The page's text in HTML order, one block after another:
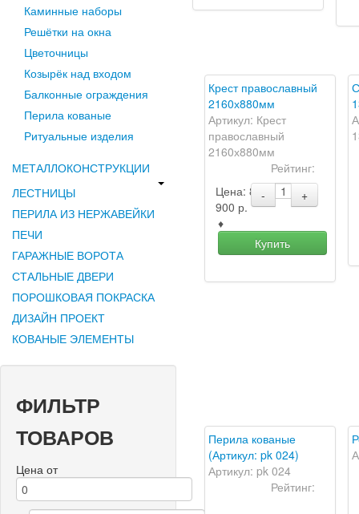
Каминные наборы
Решётки на окна
Цветочницы
Козырёк над входом
Балконные ограждения
Перила кованые
Ритуальные изделия
МЕТАЛЛОКОНСТРУКЦИИ
ЛЕСТНИЦЫ
ПЕРИЛА ИЗ НЕРЖАВЕЙКИ
ПЕЧИ
ГАРАЖНЫЕ ВОРОТА
СТАЛЬНЫЕ ДВЕРИ
ПОРОШКОВАЯ ПОКРАСКА
ДИЗАЙН ПРОЕКТ
КОВАНЫЕ ЭЛЕМЕНТЫ
ФИЛЬТР
ТОВАРОВ
Цена от
Крест православный
2160х880мм
Артикул: Крест
православный
2160х880мм
Рейтинг:
Цена: 8
900 р.
-
+
♦
Купить
Перила кованые
(Артикул: pk 024)
Артикул: pk 024
Рейтинг: